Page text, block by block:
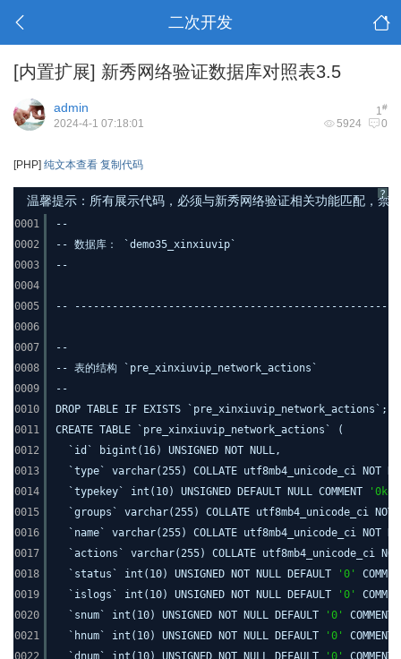
二次开发
[内置扩展] 新秀网络验证数据库对照表3.5
1#
admin
5924 0
2024-4-1 07:18:01
[PHP] 纯文本查看 复制代码
?
温馨提示：所有展示代码，必须与新秀网络验证相关功能匹配，
0001
0002
0003
0004
0005
0006
0007
0008
0009
0010
0011
0012
0013
0014
0015
0016
0017
0018
0019
0020
0021
0022
--
-- 数据库： `demo35_xinxiuvip`
--
--
--
-- 表的结构 `pre_xinxiuvip_network_actions`
--
DROP TABLE IF EXISTS `pre_xinxiuvip_network_actions`;
CREATE TABLE `pre_xinxiuvip_network_actions` (
`id` bigint(16) UNSIGNED NOT NULL,
`type` varchar(255) COLLATE utf8mb4_unicode_ci NOT
`typekey` int(10) UNSIGNED DEFAULT NULL COMMENT
`groups` varchar(255) COLLATE utf8mb4_unicode_ci NOT
`name` varchar(255) COLLATE utf8mb4_unicode_ci NOT
`actions` varchar(255) COLLATE utf8mb4_unicode_ci NOT
`status` int(10) UNSIGNED NOT NULL DEFAULT
'0'
`islogs` int(10) UNSIGNED NOT NULL DEFAULT
'0'
`snum` int(10) UNSIGNED NOT NULL DEFAULT
'0' COMMENT
`hnum` int(10) UNSIGNED NOT NULL DEFAULT
'0' COMMENT
`dnum` int(10) UNSIGNED NOT NULL DEFAULT
'0' COMMENT